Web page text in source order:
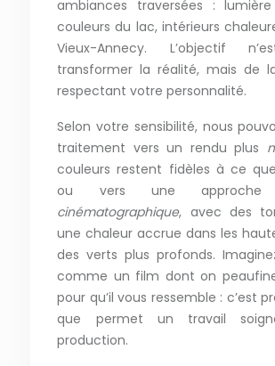
ambiances traversées :
couleurs du lac, intérieurs
Vieux-Annecy. L’objectif
transformer la réalité, mais de
respectant votre personnalité.
Selon votre sensibilité, nous
traitement vers un rendu plus
couleurs restent fidèles à ce
ou vers une approche
cinématographique, avec des
une chaleur accrue dans les
des verts plus profonds.
comme un film dont on
pour qu’il vous ressemble : c’est
que permet un travail
production.